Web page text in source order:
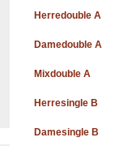
Herredouble A
Damedouble A
Mixdouble A
Herresingle B
Damesingle B